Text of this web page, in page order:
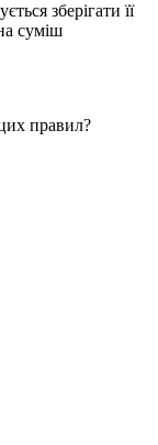
зберігати її
суміш
правил?